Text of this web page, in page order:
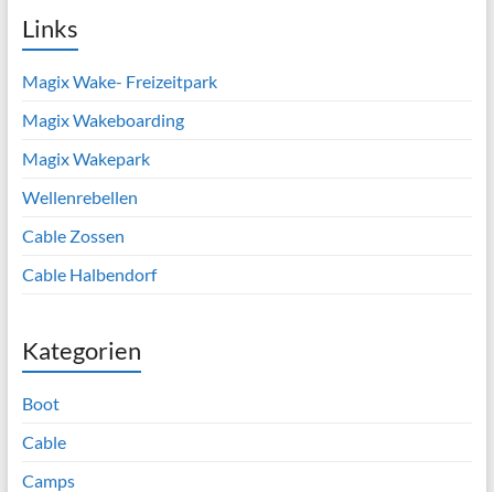
Links
Magix Wake- Freizeitpark
Magix Wakeboarding
Magix Wakepark
Wellenrebellen
Cable Zossen
Cable Halbendorf
Kategorien
Boot
Cable
Camps